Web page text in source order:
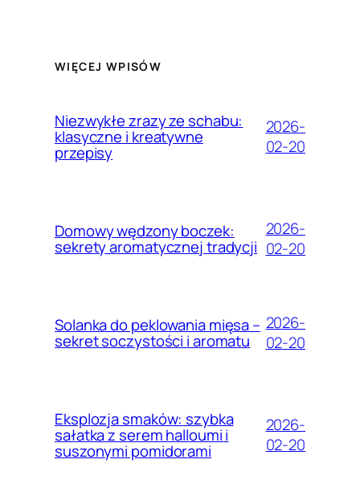
WIĘCEJ WPISÓW
Niezwykłe zrazy ze schabu:
klasyczne i kreatywne
przepisy
2026-
02-20
Domowy wędzony boczek:
sekrety aromatycznej tradycji
2026-
02-20
Solanka do peklowania mięsa –
sekret soczystości i aromatu
2026-
02-20
Eksplozja smaków: szybka
sałatka z serem halloumi i
suszonymi pomidorami
2026-
02-20